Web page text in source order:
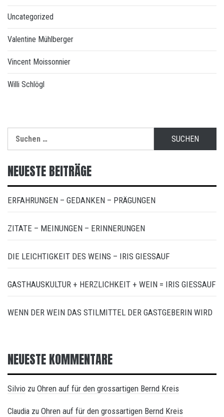
Uncategorized
Valentine Mühlberger
Vincent Moissonnier
Willi Schlögl
nach:
NEUESTE BEITRÄGE
ERFAHRUNGEN – GEDANKEN – PRÄGUNGEN
ZITATE – MEINUNGEN – ERINNERUNGEN
DIE LEICHTIGKEIT DES WEINS – IRIS GIESSAUF
GASTHAUSKULTUR + HERZLICHKEIT + WEIN = IRIS GIESSAUF
WENN DER WEIN DAS STILMITTEL DER GASTGEBERIN WIRD
NEUESTE KOMMENTARE
Silvio zu Ohren auf für den grossartigen Bernd Kreis
Claudia zu Ohren auf für den grossartigen Bernd Kreis